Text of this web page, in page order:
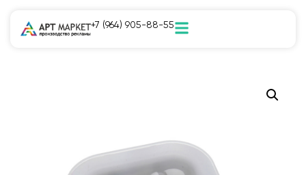
+7 (964) 905-88-55